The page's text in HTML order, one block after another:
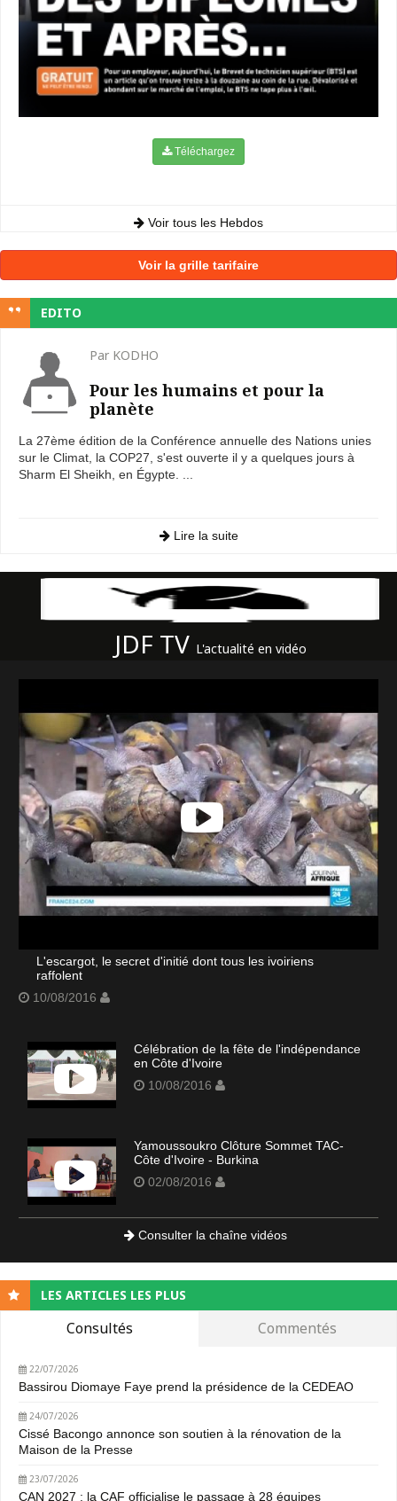
Téléchargez
Voir tous les Hebdos
Voir la grille tarifaire
EDITO
Par KODHO
Pour les humains et pour la
planète
La 27ème édition de la Conférence annuelle des Nations unies
sur le Climat, la COP27, s'est ouverte il y a quelques jours à
Sharm El Sheikh, en Égypte. ...
Lire la suite
JDF TV L'actualité en vidéo
L'escargot, le secret d'initié dont tous les ivoiriens
raffolent
10/08/2016
Célébration de la fête de l'indépendance
en Côte d'Ivoire
10/08/2016
Yamoussoukro Clôture Sommet TAC-
Côte d'Ivoire - Burkina
02/08/2016
Consulter la chaîne vidéos
LES ARTICLES LES PLUS
Consultés Commentés
22/07/2026
Bassirou Diomaye Faye prend la présidence de la CEDEAO
24/07/2026
Cissé Bacongo annonce son soutien à la rénovation de la
Maison de la Presse
23/07/2026
CAN 2027 : la CAF officialise le passage à 28 équipes